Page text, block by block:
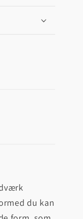
du kan